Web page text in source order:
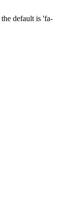
the default is 'fa-